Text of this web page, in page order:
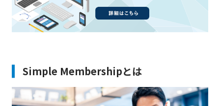
Simple Membershipとは